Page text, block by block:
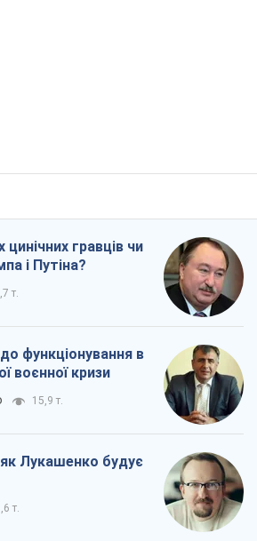
цинічних гравців чи
і Путіна?
т.
функціонування в
воєнної кризи
15,9 т.
як Лукашенко будує
т.